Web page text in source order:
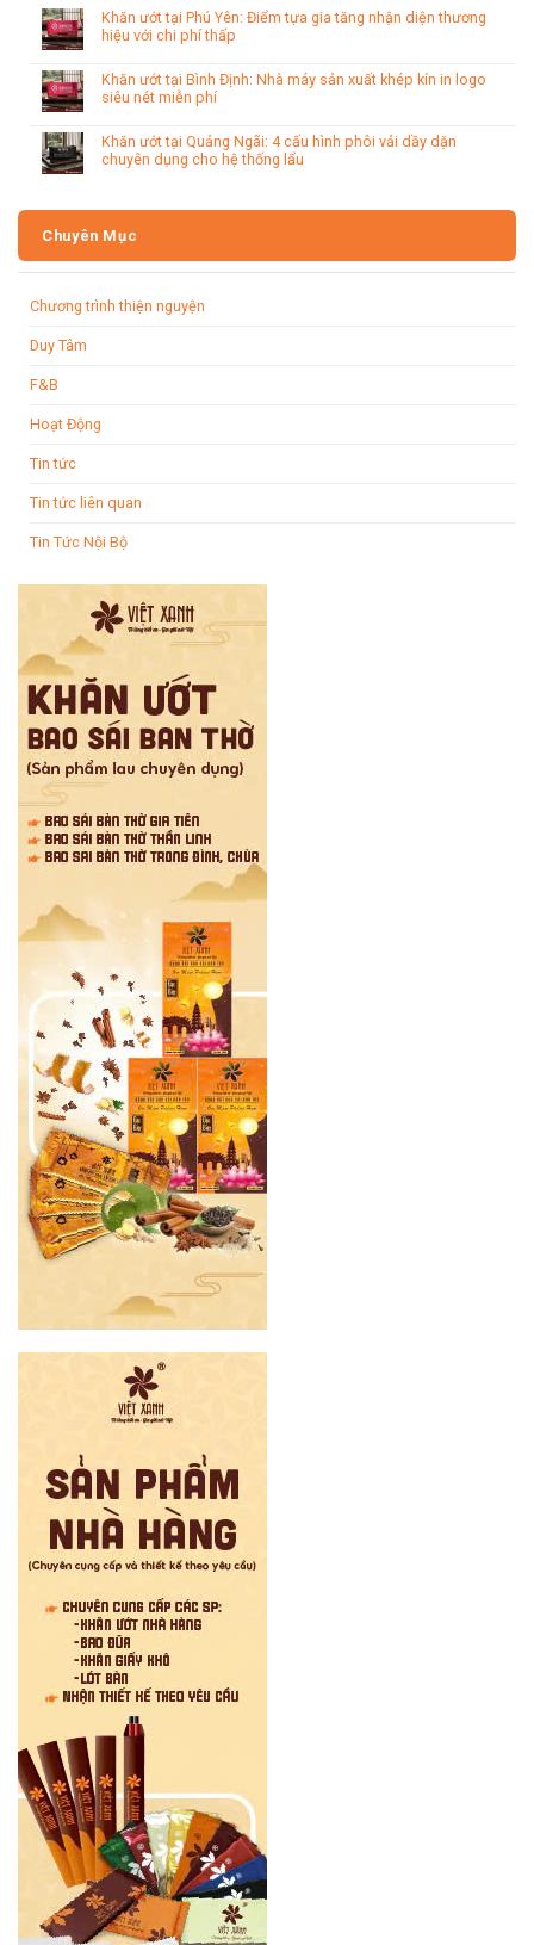
Khăn ướt tại Phú Yên: Điểm tựa gia tăng nhận diện thương
hiệu với chi phí thấp
Khăn ướt tại Bình Định: Nhà máy sản xuất khép kín in logo
siêu nét miễn phí
Khăn ướt tại Quảng Ngãi: 4 cấu hình phôi vải dầy dặn
chuyên dụng cho hệ thống lẩu
Chuyên Mục
Chương trình thiện nguyện
Duy Tâm
F&B
Hoạt Động
Tin tức
Tin tức liên quan
Tin Tức Nội Bộ